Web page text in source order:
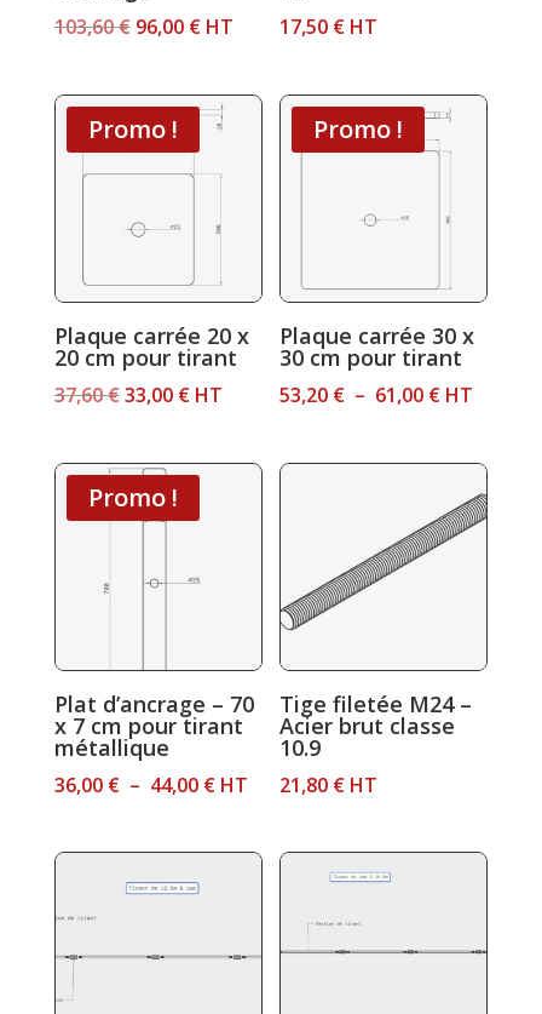
103,60€ Le
initial
était :
103,60 €.
96,00 €Le
actuel
est :
96,00 €.
HT 17,50 € HT
Promo !
Plaque carrée 20 x
20 cm pour tirant
37,60€Le
initial
était :
37,60 €.
33,00 €Le
actuel
33,00 €.
HT
Promo !
Plaque carrée 30 x
30 cm pour tirant
53,20 € – 61,00 €Plage
prix :
53,20 €
à
61,00 €
HT
Promo !
Plat d’ancrage – 70
x 7 cm pour tirant
métallique
36,00 € – 44,00 €Plage
prix :
HT
Tige filetée M24 –
Acier brut classe
10.9
21,80 € HT